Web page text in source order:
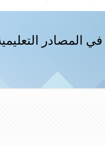
المصادر